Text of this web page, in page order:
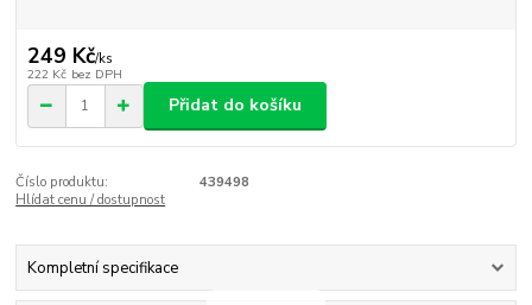
249 Kč/ks
222 Kč bez DPH
Přidat do košíku
Číslo produktu:
439498
Hlídat cenu / dostupnost
Kompletní specifikace